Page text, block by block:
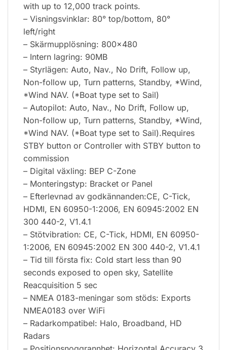
with up to 12,000 track points.
– Visningsvinklar: 80° top/bottom, 80°
left/right
– Skärmupplösning: 800×480
– Intern lagring: 90MB
– Styrlägen: Auto, Nav., No Drift, Follow up,
Non-follow up, Turn patterns, Standby, *Wind,
*Wind NAV. (*Boat type set to Sail)
– Autopilot: Auto, Nav., No Drift, Follow up,
Non-follow up, Turn patterns, Standby, *Wind,
*Wind NAV. (*Boat type set to Sail).Requires
STBY button or Controller with STBY button to
commission
– Digital växling: BEP C-Zone
– Monteringstyp: Bracket or Panel
– Efterlevnad av godkännanden:CE, C-Tick,
HDMI, EN 60950-1:2006, EN 60945:2002 EN
300 440-2, V1.4.1
– Stötvibration: CE, C-Tick, HDMI, EN 60950-
1:2006, EN 60945:2002 EN 300 440-2, V1.4.1
– Tid till första fix: Cold start less than 90
seconds exposed to open sky, Satellite
Reacquisition 5 sec
– NMEA 0183-meningar som stöds: Exports
NMEA0183 over WiFi
– Radarkompatibel: Halo, Broadband, HD
Radars